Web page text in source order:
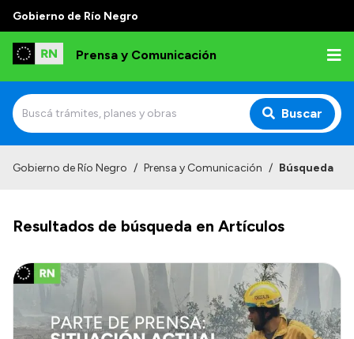
Gobierno de Río Negro
Prensa y Comunicación
Buscar
Autoridades
Referentes de prensa
Archivo de noticias
Gobierno de Río Negro / Prensa y Comunicación / Búsqueda
Resultados de búsqueda en Artículos